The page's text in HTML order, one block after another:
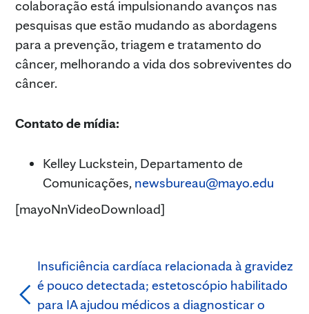
colaboração está impulsionando avanços nas
pesquisas que estão mudando as abordagens
para a prevenção, triagem e tratamento do
câncer, melhorando a vida dos sobreviventes do
câncer.
Contato de mídia:
Kelley Luckstein, Departamento de
Comunicações, newsbureau@mayo.edu
[mayoNnVideoDownload]
Insuficiência cardíaca relacionada à gravidez
é pouco detectada; estetoscópio habilitado
para IA ajudou médicos a diagnosticar o